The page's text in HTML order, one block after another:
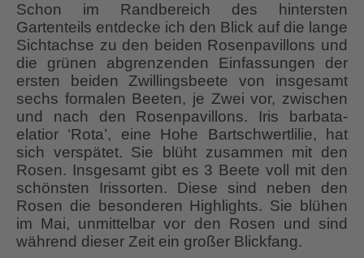
Schon im Randbereich des hintersten
Gartenteils entdecke ich den Blick auf die lange
Sichtachse zu den beiden Rosenpavillons und
die grünen abgrenzenden Einfassungen der
ersten beiden Zwillingsbeete von insgesamt
sechs formalen Beeten, je Zwei vor, zwischen
und nach den Rosenpavillons. Iris barbata-
elatior ‘Rota’, eine Hohe Bartschwertlilie, hat
sich verspätet. Sie blüht zusammen mit den
Rosen. Insgesamt gibt es 3 Beete voll mit den
schönsten Irissorten. Diese sind neben den
Rosen die besonderen Highlights. Sie blühen
im Mai, unmittelbar vor den Rosen und sind
während dieser Zeit ein großer Blickfang.